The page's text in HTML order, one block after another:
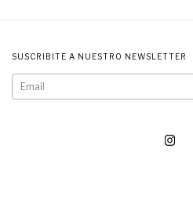
SUSCRIBITE A NUESTRO NEWSLETTER